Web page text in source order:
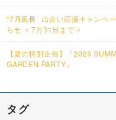
“7月延長” 出会い応援キャンペ
らせ ＜7月31日まで＞
【夏の特別企画】『2026
GARDEN PARTY』
タグ